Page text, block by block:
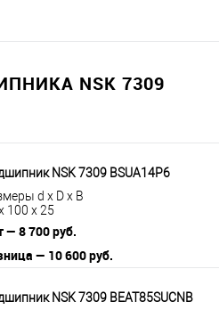
NSK 7309
NSK 7309 BSUA14P6
d x D x B
100 x 25
— 8 700 руб.
— 10 600 руб.
NSK 7309 BEAT85SUCNB